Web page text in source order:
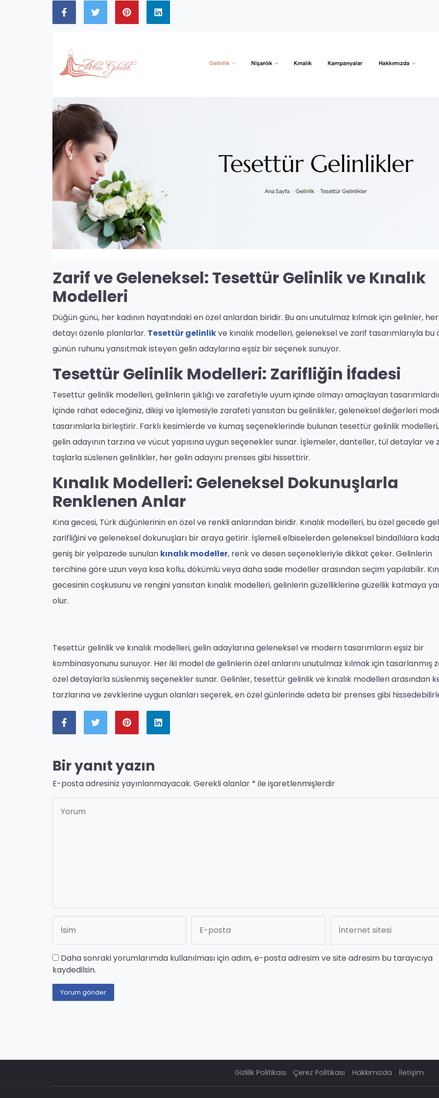
Zarif ve Geleneksel: Tesettür Gelinlik ve Kınalık
Modelleri
Düğün günü, her kadının hayatındaki en özel anlardan biridir. Bu anı unutulmaz kılmak için gelinler, her
detayı özenle planlarlar. Tesettür gelinlikve kınalık modelleri, geleneksel ve zarif tasarımlarıyla bu
günün ruhunu yansıtmak isteyen gelin adaylarına eşsiz bir seçenek sunuyor.
Tesettür Gelinlik Modelleri: Zarifliğin İfadesi
Tesettür gelinlik modelleri, gelinlerin şıklığı ve zarafetiyle uyum içinde olmayı amaçlayan
İçinde rahat edeceğiniz, dikişi ve işlemesiyle zarafeti yansıtan bu gelinlikler, geleneksel değerleri
tasarımlarla birleştirir. Farklı kesimlerde ve kumaş seçeneklerinde bulunan tesettür gelinlik
gelin adayının tarzına ve vücut yapısına uygun seçenekler sunar. İşlemeler, danteller, tül detaylar ve
taşlarla süslenen gelinlikler, her gelin adayını prenses gibi hissettirir.
Kınalık Modelleri: Geleneksel Dokunuşlarla
Renklenen Anlar
Kına gecesi, Türk düğünlerinin en özel ve renkli anlarından biridir. Kınalık modelleri, bu özel gecede
zarifliğini ve geleneksel dokunuşları bir araya getirir. İşlemeli elbiselerden geleneksel bindallılara
geniş bir yelpazede sunulan kınalık modeller, renk ve desen seçenekleriyle dikkat çeker. Gelinlerin
tercihine göre uzun veya kısa kollu, dökümlü veya daha sade modeller arasından seçim yapılabilir.
gecesinin coşkusunu ve rengini yansıtan kınalık modelleri, gelinlerin güzelliklerine güzellik katmaya
olur.
Tesettür gelinlik ve kınalık modelleri, gelin adaylarına geleneksel ve modern tasarımların eşsiz bir
kombinasyonunu sunuyor. Her iki model de gelinlerin özel anlarını unutulmaz kılmak için tasarlanmış
özel detaylarla süslenmiş seçenekler sunar. Gelinler, tesettür gelinlik ve kınalık modelleri arasından
tarzlarına ve zevklerine uygun olanları seçerek, en özel günlerinde adeta bir prenses gibi
Bir yanıt yazın
E-posta adresiniz yayınlanmayacak. Gerekli alanlar * ile işaretlenmişlerdir
Daha sonraki yorumlarımda kullanılması için adım, e-posta adresim ve site adresim bu tarayıcıya
kaydedilsin.
Gizlilik Politikası Çerez Politikası Hakkımızda İletişim